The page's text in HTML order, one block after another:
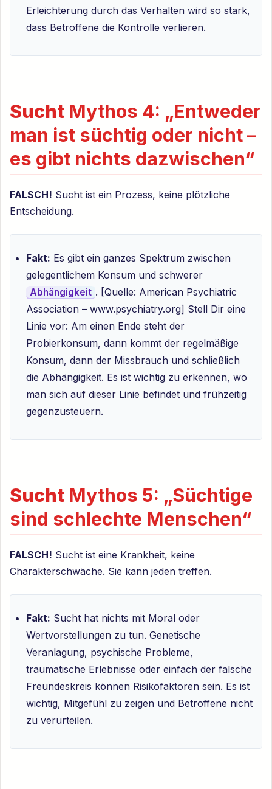
Erleichterung durch das Verhalten wird so stark,
dass Betroffene die Kontrolle verlieren.
Sucht Mythos 4: „Entweder
man ist süchtig oder nicht –
es gibt nichts dazwischen“
FALSCH! Sucht ist ein Prozess, keine plötzliche
Entscheidung.
Fakt: Es gibt ein ganzes Spektrum zwischen
gelegentlichem Konsum und schwerer
Abhängigkeit . [Quelle: American Psychiatric
Association – www.psychiatry.org] Stell Dir eine
Linie vor: Am einen Ende steht der
Probierkonsum, dann kommt der regelmäßige
Konsum, dann der Missbrauch und schließlich
die Abhängigkeit. Es ist wichtig zu erkennen, wo
man sich auf dieser Linie befindet und frühzeitig
gegenzusteuern.
Sucht Mythos 5: „Süchtige
sind schlechte Menschen“
FALSCH! Sucht ist eine Krankheit, keine
Charakterschwäche. Sie kann jeden treffen.
Fakt: Sucht hat nichts mit Moral oder
Wertvorstellungen zu tun. Genetische
Veranlagung, psychische Probleme,
traumatische Erlebnisse oder einfach der falsche
Freundeskreis können Risikofaktoren sein. Es ist
wichtig, Mitgefühl zu zeigen und Betroffene nicht
zu verurteilen.